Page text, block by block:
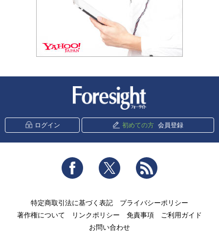
ログイン 初めての方 会員登録
Facebook Twitter
特定商取引法に基づく表記
プライバシーポリシー
著作権について
リンクポリシー 免責事項
ご利用ガイド
お問い合わせ